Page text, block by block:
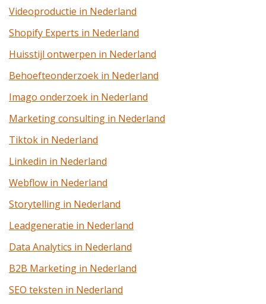
Videoproductie in Nederland
Shopify Experts in Nederland
Huisstijl ontwerpen in Nederland
Behoefteonderzoek in Nederland
Imago onderzoek in Nederland
Marketing consulting in Nederland
Tiktok in Nederland
Linkedin in Nederland
Webflow in Nederland
Storytelling in Nederland
Leadgeneratie in Nederland
Data Analytics in Nederland
B2B Marketing in Nederland
SEO teksten in Nederland